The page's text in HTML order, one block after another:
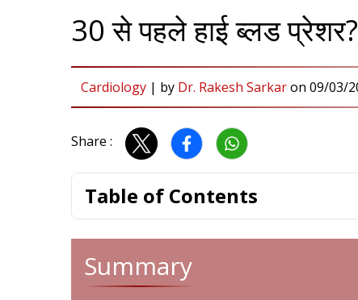
30 से पहले हाई ब्लड
Cardiology | by Dr. Rakesh Sarkaron 09/03/
Share :
Table of Contents
Summary